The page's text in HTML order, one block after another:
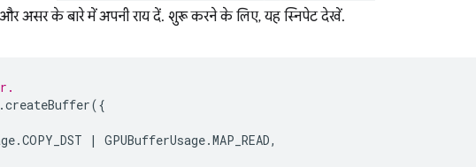
और असर के बारे में अपनी राय दें. शुरू करने के लिए, यह स्निपेट देखें.
.createBuffer({
.COPY_DST | GPUBufferUsage.MAP_READ,